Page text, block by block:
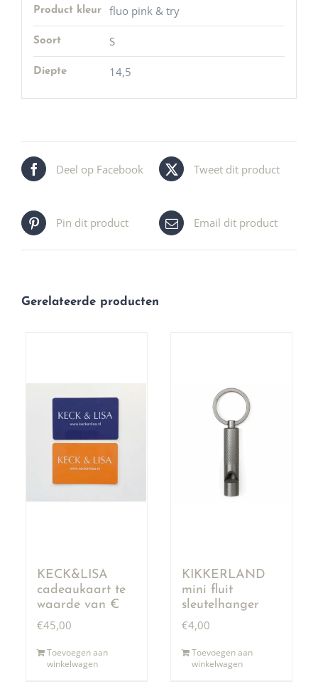
Product kleur fluo pink & try
Soort S
Diepte 14,5
Deel op Facebook Tweet dit product
Pin dit product Email dit product
Gerelateerde producten
KECK&LISA
cadeaukaart te
waarde van €
50,00
€45,00
Toevoegen aan
winkelwagen
KIKKERLAND
mini fluit
sleutelhanger
€4,00
Toevoegen aan
winkelwagen